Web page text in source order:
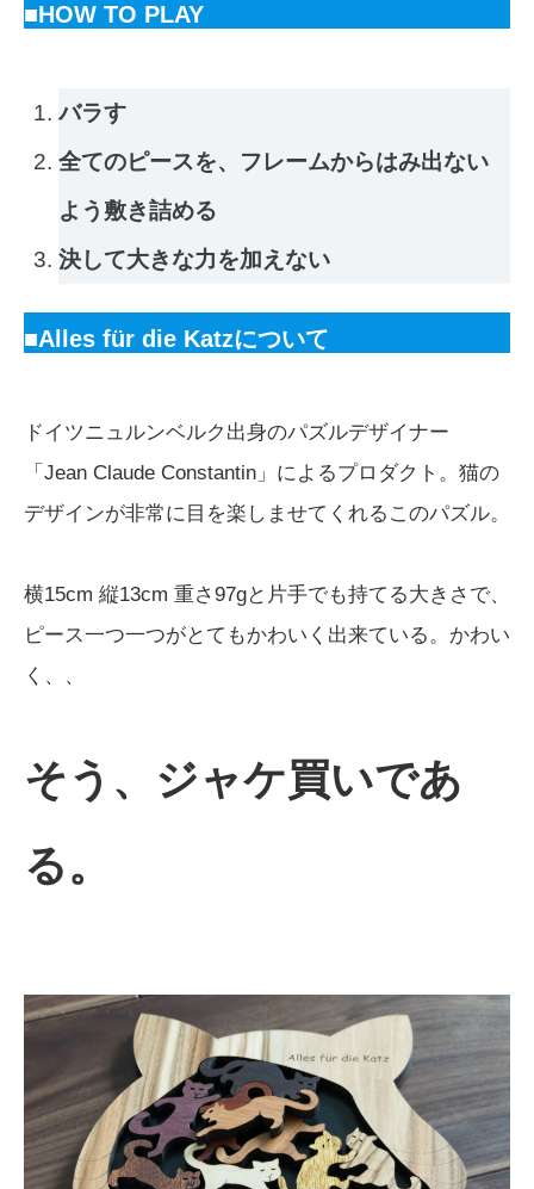
■HOW TO PLAY
バラす
全てのピースを、フレームからはみ出ない
よう敷き詰める
決して大きな力を加えない
■Alles für die Katzについて
ドイツニュルンベルク出身のパズルデザイナー
「Jean Claude Constantin」によるプロダクト。猫の
デザインが非常に目を楽しませてくれるこのパズル。
横15cm 縦13cm 重さ97gと片手でも持てる大きさで、
ピース一つ一つがとてもかわいく出来ている。かわい
く、、
そう、ジャケ買いであ
る。